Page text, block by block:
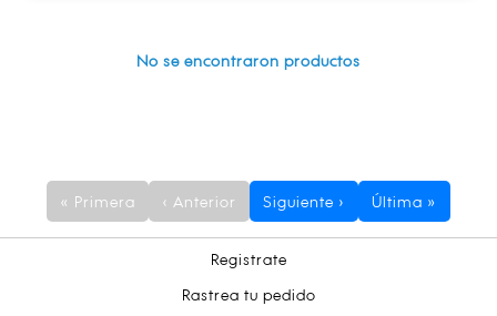
No se encontraron productos
« Primera ‹ Anterior Siguiente › Última »
Registrate
Rastrea tu pedido